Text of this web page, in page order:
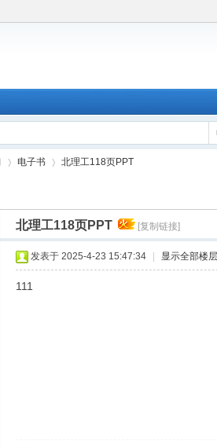
电子书
›
北理工118页PPT
北理工118页PPT [复制链接]
发表于 2025-4-23 15:47:34 显示全部楼层
111